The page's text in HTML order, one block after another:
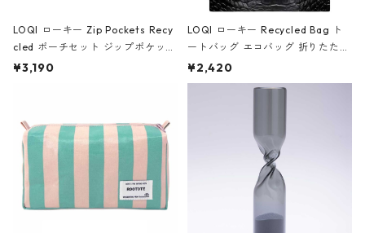
LOQI ローキー Zip Pockets Recy
cled ポーチセット ジップポケット
ファスナーポーチ 撥水加工 トラベ
ーガンディー、オフホワイト
¥3,190
LOQI ローキー Recycled Bag ト
ートバッグ エコバッグ 折りたたみ
大きめ 撥水加工 収納ポーチ CRO
CODILE/Black クロコダイル/ブラ
¥2,420